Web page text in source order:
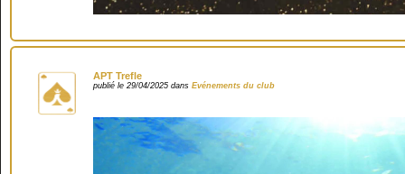
APT Trefle
publié le 29/04/2025 dans Evénements du club